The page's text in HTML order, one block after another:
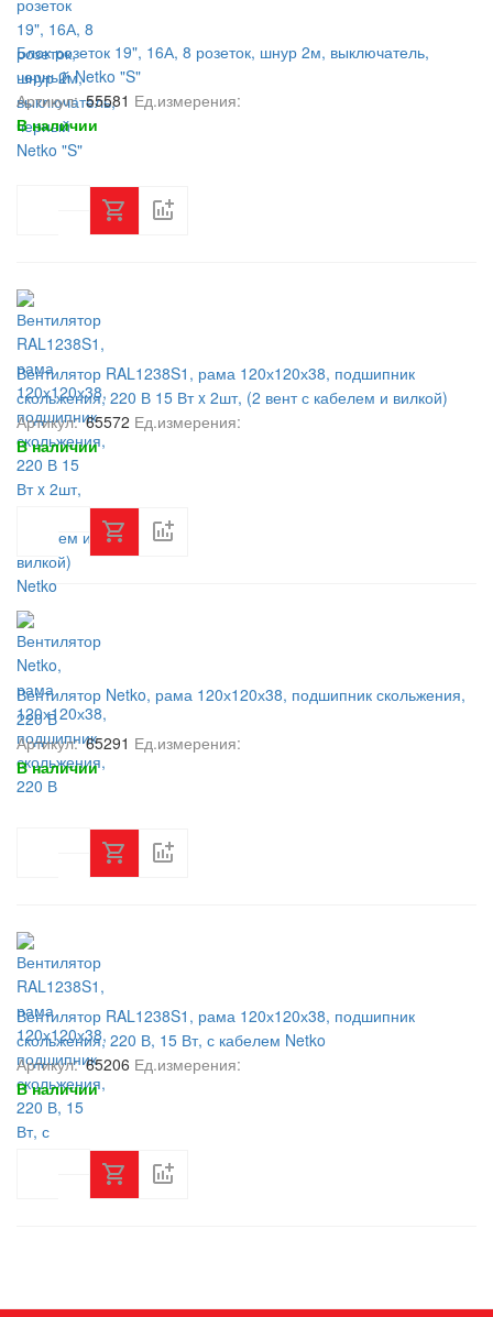
Блок розеток 19", 16А, 8 розеток, шнур 2м, выключатель,
черный Netko "S"
Артикул: 55581 Ед.измерения:
В наличии
Вентилятор RAL1238S1, рама 120х120х38, подшипник
скольжения, 220 В 15 Вт x 2шт, (2 вент с кабелем и вилкой)
Netko
Артикул: 65572 Ед.измерения:
В наличии
Вентилятор Netko, рама 120х120х38, подшипник скольжения,
220 В
Артикул: 65291 Ед.измерения:
В наличии
Вентилятор RAL1238S1, рама 120х120х38, подшипник
скольжения, 220 В, 15 Вт, с кабелем Netko
Артикул: 65206 Ед.измерения:
В наличии